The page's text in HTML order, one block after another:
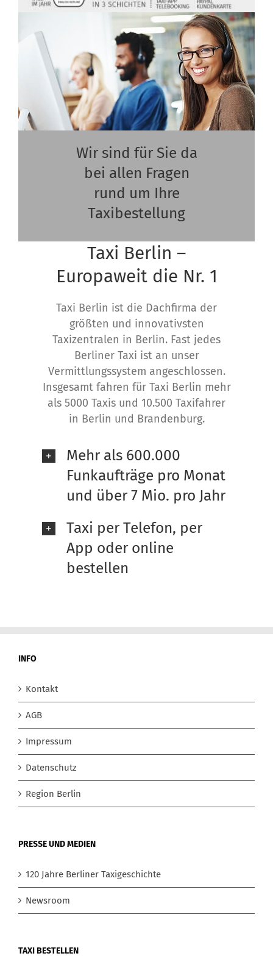
Wir sind für Sie da
bei allen Fragen
rund um Ihre
Taxibestellung
Taxi Berlin –
Europaweit die Nr. 1
Taxi Berlin ist die Dachfirma der
größten und innovativsten
Taxizentralen in Berlin. Fast jedes
Berliner Taxi ist an unser
Vermittlungssystem angeschlossen.
Insgesamt fahren für Taxi Berlin mehr
als 5000 Taxis und 10.500 Taxifahrer
in Berlin und Brandenburg.
Mehr als 600.000
Funkaufträge pro Monat
und über 7 Mio. pro Jahr
Taxi per Telefon, per
App oder online
bestellen
INFO
Kontakt
AGB
Impressum
Datenschutz
Region Berlin
PRESSE UND MEDIEN
120 Jahre Berliner Taxigeschichte
Newsroom
TAXI BESTELLEN